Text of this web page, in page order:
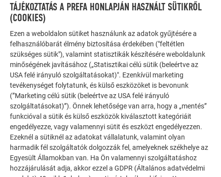
INSPIRÁLÓDJON
TOVÁBBI ÉPÜLETEK
A PREFA referencia galéria bemutatja, milyen
TÁJÉKOZTATÁS A PREFA HONLAPJÁN HASZNÁLT SÜTIKRŐL
(COOKIES)
Ezen a weboldalon sütiket használunk az adatok gyűjtésére a
felhasználóbarát élmény biztosítása érdekében ("feltétlen
szükséges sütik"), valamint statisztikák készítésére weboldalunk
minőségének javításához („Statisztikai célú sütik (beleértve az
USA felé irányuló szolgáltatásokat)". Ezenkívül marketing
tevékenységet folytatunk, és külső eszközöket is bevonunk
(”Marketing célú sütik (beleértve az USA felé irányuló
szolgáltatásokat)”). Önnek lehetősége van arra, hogy a „mentés”
funkcióval a sütik és külső eszközök kiválasztott kategóriáit
engedélyezze, vagy valamennyi sütit és eszközt engedélyezzen.
Ezeknél a sütiknél az adatokat vállalatunk, valamint olyan
harmadik fél szolgáltatók dolgozzák fel, amelyeknek székhelye az
Egyesült Államokban van. Ha Ön valamennyi szolgáltatáshoz
hozzájárulását adja, akkor ezzel a GDPR (Általános adatvédelmi